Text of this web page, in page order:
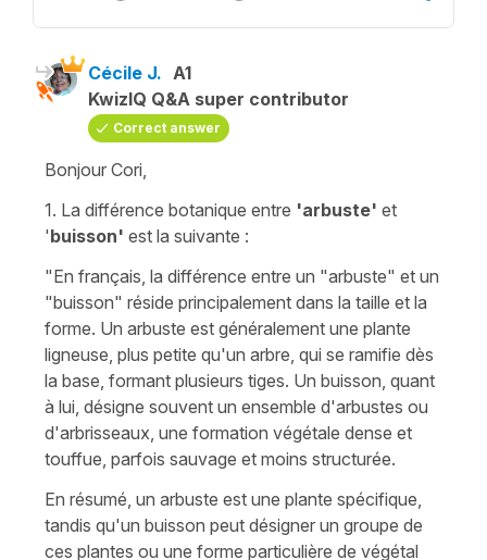
Cécile J. A1
KwizIQ Q&A super contributor
Correct answer
Bonjour Cori,
1. La différence botanique entre 'arbuste' et
'buisson' est la suivante :
"En français, la différence entre un "arbuste" et un
"buisson" réside principalement dans la taille et la
forme. Un arbuste est généralement une plante
ligneuse, plus petite qu'un arbre, qui se ramifie dès
la base, formant plusieurs tiges. Un buisson, quant
à lui, désigne souvent un ensemble d'arbustes ou
d'arbrisseaux, une formation végétale dense et
touffue, parfois sauvage et moins structurée.
En résumé, un arbuste est une plante spécifique,
tandis qu'un buisson peut désigner un groupe de
ces plantes ou une forme particulière de végétal